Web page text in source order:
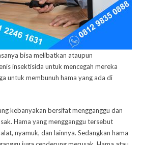
bisa melibatkan ataupun
insektisida untuk mencegah mereka
untuk membunuh hama yang ada di
kebanyakan bersifat mengganggu dan
Hama yang mengganggu tersebut
nyamuk, dan lainnya. Sedangkan hama